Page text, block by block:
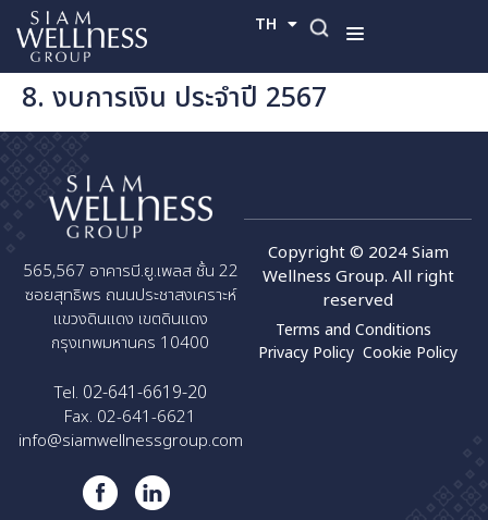
TH
EN
8. งบการเงิน ประจำปี 2567
565,567 อาคารบี.ยู.เพลส ชั้น 22
ซอยสุทธิพร ถนนประชาสงเคราะห์
แขวงดินแดง เขตดินแดง
กรุงเทพมหานคร 10400
Tel. 02-641-6619-20
Fax. 02-641-6621
info@siamwellnessgroup.com
Copyright © 2024 Siam
Wellness Group. All right
reserved
Terms and Conditions
Privacy Policy Cookie Policy